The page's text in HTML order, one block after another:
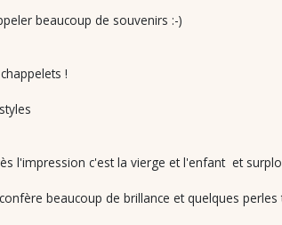
beaucoup de souvenirs :-)
!
l'impression c'est la vierge et l'enfant et
beaucoup de brillance et quelques